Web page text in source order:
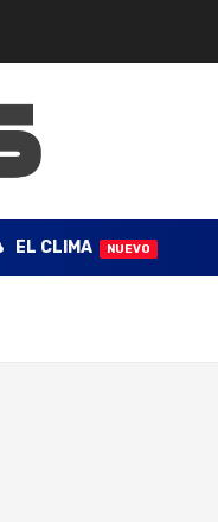
EL CLIMA NUEVO